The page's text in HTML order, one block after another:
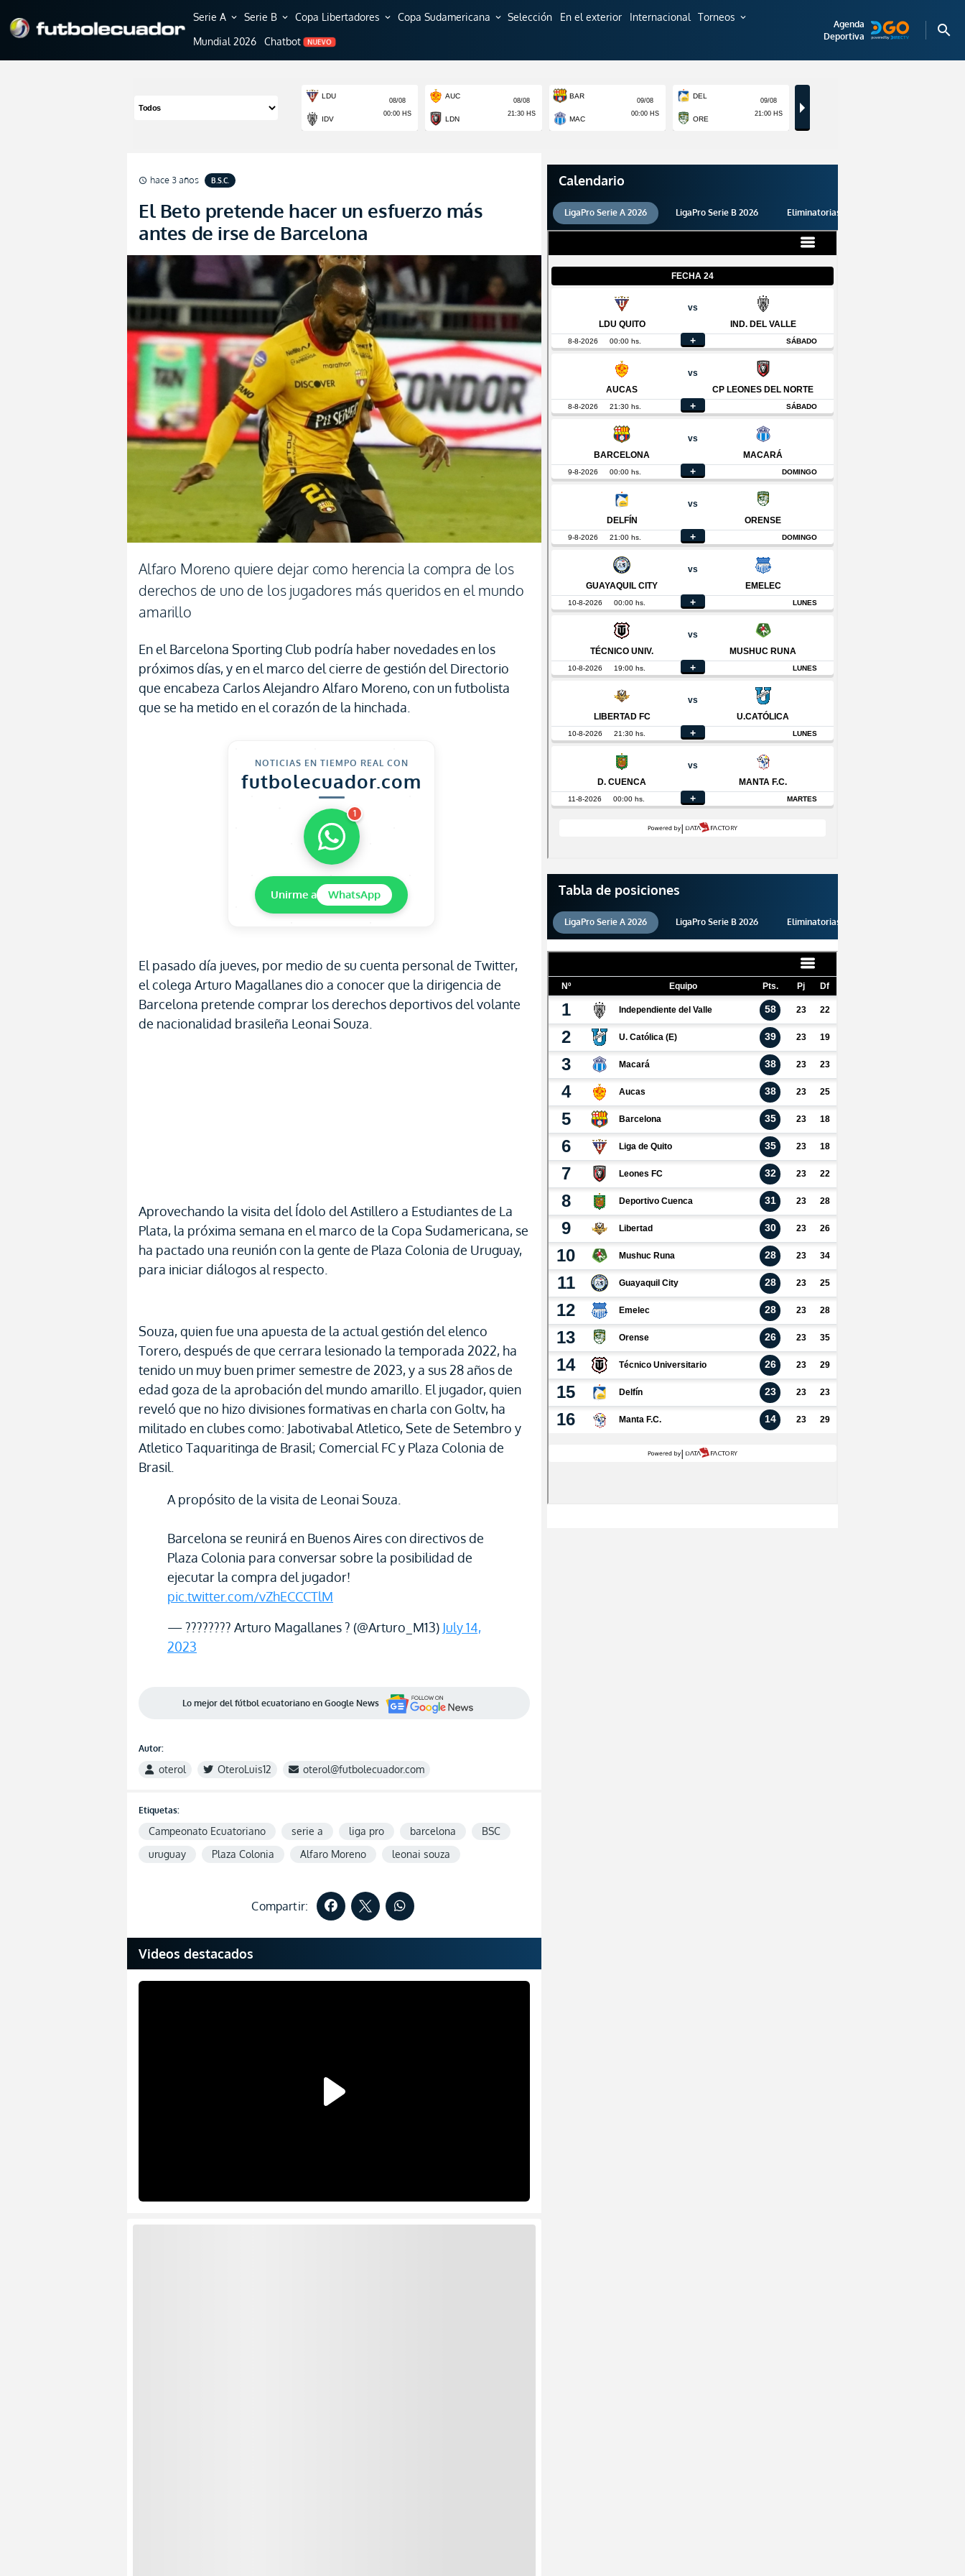
Serie A expand_more Serie B expand_more Copa Libertadores expand_more Copa Sudamericana expand_more Selección En el exterior Internacional Torneos expand_more
Mundial 2026 Chatbot NUEVO
Agenda
Deportiva
search
schedule hace 3 años B.S.C.
El Beto pretende hacer un esfuerzo más
antes de irse de Barcelona
Alfaro Moreno quiere dejar como herencia la compra de los
derechos de uno de los jugadores más queridos en el mundo
amarillo
En el Barcelona Sporting Club podría haber novedades en los
próximos días, y en el marco del cierre de gestión del Directorio
que encabeza Carlos Alejandro Alfaro Moreno, con un futbolista
que se ha metido en el corazón de la hinchada.
NOTICIAS EN TIEMPO REAL CON
futbolecuador.com
1
Unirme a WhatsApp
El pasado día jueves, por medio de su cuenta personal de Twitter,
el colega Arturo Magallanes dio a conocer que la dirigencia de
Barcelona pretende comprar los derechos deportivos del volante
de nacionalidad brasileña Leonai Souza.
Aprovechando la visita del Ídolo del Astillero a Estudiantes de La
Plata, la próxima semana en el marco de la Copa Sudamericana, se
ha pactado una reunión con la gente de Plaza Colonia de Uruguay,
para iniciar diálogos al respecto.
Souza, quien fue una apuesta de la actual gestión del elenco
Torero, después de que cerrara lesionado la temporada 2022, ha
tenido un muy buen primer semestre de 2023, y a sus 28 años de
edad goza de la aprobación del mundo amarillo. El jugador, quien
reveló que no hizo divisiones formativas en charla con Goltv, ha
militado en clubes como: Jabotivabal Atletico, Sete de Setembro y
Atletico Taquaritinga de Brasil; Comercial FC y Plaza Colonia de
Brasil.
A propósito de la visita de Leonai Souza.
Barcelona se reunirá en Buenos Aires con directivos de
Plaza Colonia para conversar sobre la posibilidad de
ejecutar la compra del jugador!
pic.twitter.com/vZhECCCTlM
— ???????? Arturo Magallanes ? (@Arturo_M13) July 14,
2023
Lo mejor del fútbol ecuatoriano en Google News
Autor:
oterol OteroLuis12 oterol@futbolecuador.com
Etiquetas:
Campeonato Ecuatoriano serie a liga pro barcelona
BSC
uruguay
Plaza Colonia Alfaro Moreno leonai souza
Compartir:
Videos destacados
Calendario
LigaPro Serie A 2026 LigaPro Serie B 2026 Eliminatorias 2026
Tabla de posiciones
LigaPro Serie A 2026 LigaPro Serie B 2026 Eliminatorias 2026